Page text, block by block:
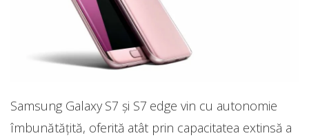
Samsung Galaxy S7 și S7 edge vin cu autonomie
îmbunătățită, oferită atât prin capacitatea extinsă a